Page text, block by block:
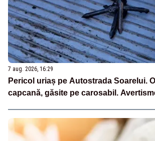
7 aug. 2026, 16:29
Pericol uriaș pe Autostrada Soarelui.
capcană, găsite pe carosabil.